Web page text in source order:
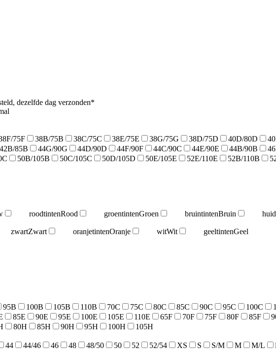
dezelfde dag verzonden*
75F 38B/75B 38C/75C 38E/75E 38G/75G 38D/75D 40D/80D
42B/85B 44G/90G 44D/90D 44F/90F 44C/90C 44E/90E 44B/90B
50B/105B 50C/105C 50D/105D 50E/105E 52E/110E 52B/110B
roodtintenRood groentintenGroen bruintintenBruin
zwartZwart oranjetintenOranje witWit geeltintenGeel
95B 100B 105B 110B 70C 75C 80C 85C 90C 95C 100C
85E 90E 95E 100E 105E 110E 65F 70F 75F 80F 85F
80H 85H 90H 95H 100H
105H
44 44/46 46 48 48/50 50 52 52/54 XS S S/M M M/L